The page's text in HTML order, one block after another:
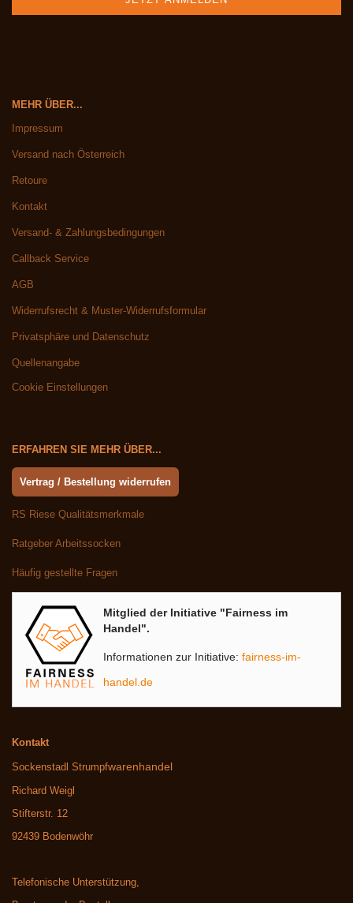
MEHR ÜBER...
Impressum
Versand nach Österreich
Retoure
Kontakt
Versand- & Zahlungsbedingungen
Callback Service
AGB
Widerrufsrecht & Muster-Widerrufsformular
Privatsphäre und Datenschutz
Quellenangabe
Cookie Einstellungen
ERFAHREN SIE MEHR ÜBER...
Vertrag / Bestellung widerrufen
RS Riese Qualitätsmerkmale
Ratgeber Arbeitssocken
Häufig gestellte Fragen
Mitglied der Initiative "Fairness im
Handel".
Informationen zur Initiative: fairness-im-
handel.de
Kontakt
Sockenstadl Strumpfwarenhandel
Richard Weigl
Stifterstr. 12
92439 Bodenwöhr
Telefonische Unterstützung,